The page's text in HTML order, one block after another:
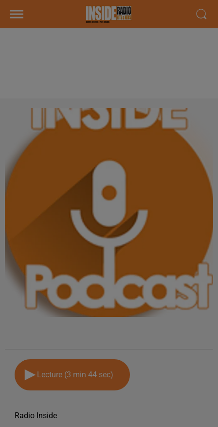
Lecture (3 min 44 sec)
Radio Inside